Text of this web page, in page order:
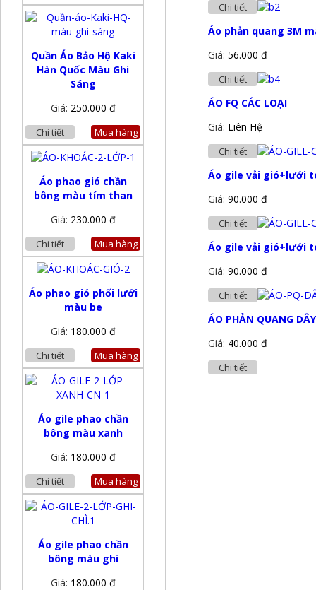
Chi tiết
Áo phản quang 3M
Giá: 56.000 đ
Chi tiết
ÁO FQ CÁC LOẠI
Giá: Liên Hệ
Chi tiết
Áo gile vải gió+lưới
Giá: 90.000 đ
Chi tiết
Áo gile vải gió+lưới
Giá: 90.000 đ
Chi tiết
ÁO PHẢN QUANG
Giá: 40.000 đ
Chi tiết
Quần Áo Bảo Hộ Kaki
Hàn Quốc Màu Ghi
Sáng
Giá: 250.000 đ
Chi tiết Mua hàng
Áo phao gió chần
bông màu tím than
Giá: 230.000 đ
Chi tiết Mua hàng
Áo phao gió phối lưới
màu be
Giá: 180.000 đ
Chi tiết Mua hàng
Áo gile phao chần
bông màu xanh
Giá: 180.000 đ
Chi tiết Mua hàng
Áo gile phao chần
bông màu ghi
Giá: 180.000 đ